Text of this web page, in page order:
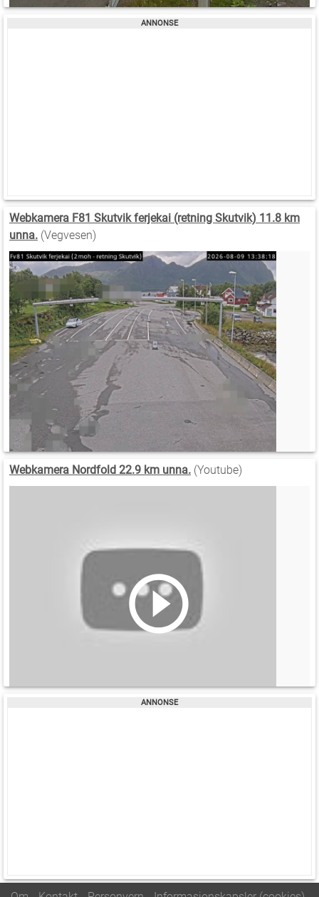
Webkamera F81 Skutvik ferjekai (retning Skutvik) 11.8 km
unna. (Vegvesen)
Webkamera Nordfold 22.9 km unna. (Youtube)